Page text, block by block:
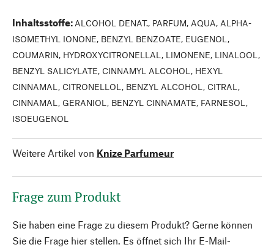
Inhaltsstoffe: ALCOHOL DENAT., PARFUM, AQUA, ALPHA-
ISOMETHYL IONONE, BENZYL BENZOATE, EUGENOL,
COUMARIN, HYDROXYCITRONELLAL, LIMONENE, LINALOOL,
BENZYL SALICYLATE, CINNAMYL ALCOHOL, HEXYL
CINNAMAL, CITRONELLOL, BENZYL ALCOHOL, CITRAL,
CINNAMAL, GERANIOL, BENZYL CINNAMATE, FARNESOL,
ISOEUGENOL
Weitere Artikel von Knize Parfumeur
Frage zum Produkt
Sie haben eine Frage zu diesem Produkt? Gerne können
Sie die Frage hier stellen. Es öffnet sich Ihr E-Mail-